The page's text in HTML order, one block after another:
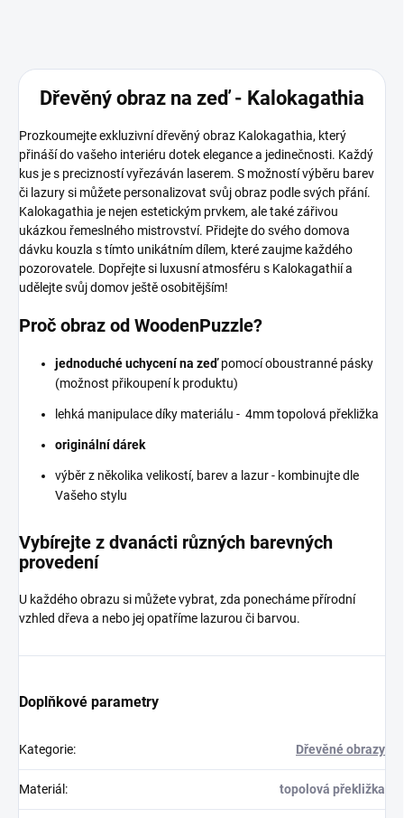
Dřevěný obraz na zeď - Kalokagathia
Prozkoumejte exkluzivní dřevěný obraz Kalokagathia, který
přináší do vašeho interiéru dotek elegance a jedinečnosti. Každý
kus je s precizností vyřezáván laserem. S možností výběru barev
či lazury si můžete personalizovat svůj obraz podle svých přání.
Kalokagathia je nejen estetickým prvkem, ale také zářivou
ukázkou řemeslného mistrovství. Přidejte do svého domova
dávku kouzla s tímto unikátním dílem, které zaujme každého
pozorovatele. Dopřejte si luxusní atmosféru s Kalokagathií a
udělejte svůj domov ještě osobitějším!
Proč obraz od WoodenPuzzle?
jednoduché uchycení na zeďpomocí oboustranné pásky
(možnost přikoupení k produktu)
lehká manipulace díky materiálu - 4mm topolová překližka
originální dárek
výběr z několika velikostí, barev a lazur - kombinujte dle
Vašeho stylu
Vybírejte z dvanácti různých barevných
provedení
U každého obrazu si můžete vybrat, zda ponecháme přírodní
vzhled dřeva a nebo jej opatříme lazurou či barvou.
Doplňkové parametry
Kategorie: Dřevěné obrazy
Materiál : topolová překližka